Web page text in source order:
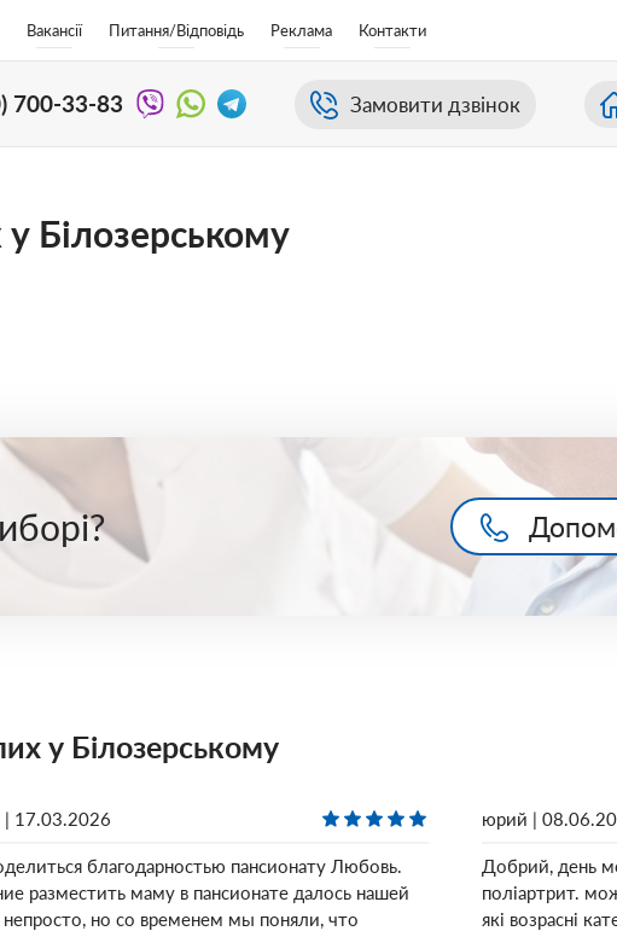
Вакансії Питання/Відповідь Реклама Контакти
700-33-83 Замовити дзвінок
у Білозерському
у Білозерському
| 17.03.2026
благодарностью пансионату Любовь.
разместить маму в пансионате далось нашей
непросто, но со временем мы поняли, что
юрий |
Добрий, день
поліартрит.
які возрасні